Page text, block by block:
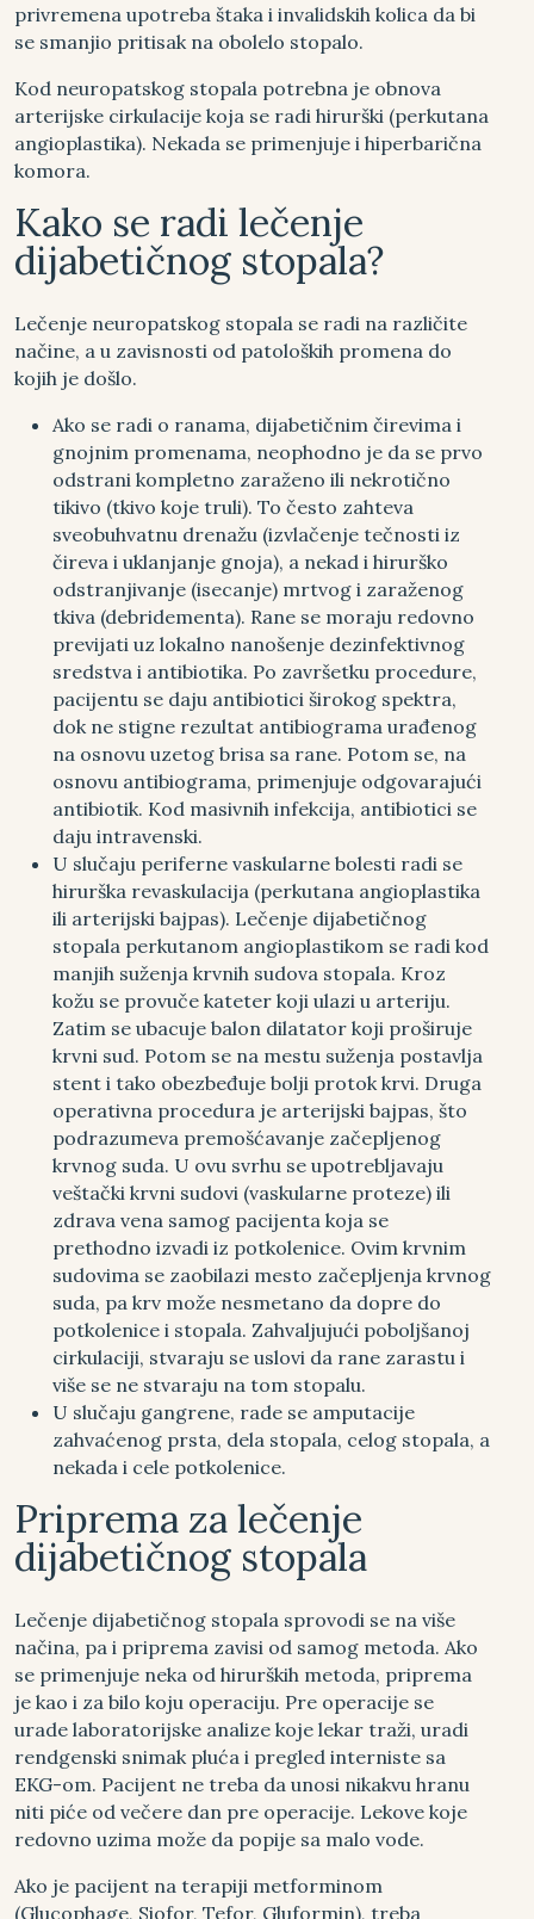
privremena upotreba štaka i invalidskih kolica da bi
se smanjio pritisak na obolelo stopalo.
Kod neuropatskog stopala potrebna je obnova
arterijske cirkulacije koja se radi hirurški (perkutana
angioplastika). Nekada se primenjuje i hiperbarična
komora.
Kako se radi lečenje
dijabetičnog stopala?
Lečenje neuropatskog stopala se radi na različite
načine, a u zavisnosti od patoloških promena do
kojih je došlo.
Ako se radi o ranama, dijabetičnim čirevima i
gnojnim promenama, neophodno je da se prvo
odstrani kompletno zaraženo ili nekrotično
tikivo (tkivo koje truli). To često zahteva
sveobuhvatnu drenažu (izvlačenje tečnosti iz
čireva i uklanjanje gnoja), a nekad i hirurško
odstranjivanje (isecanje) mrtvog i zaraženog
tkiva (debridementa). Rane se moraju redovno
previjati uz lokalno nanošenje dezinfektivnog
sredstva i antibiotika. Po završetku procedure,
pacijentu se daju antibiotici širokog spektra,
dok ne stigne rezultat antibiograma urađenog
na osnovu uzetog brisa sa rane. Potom se, na
osnovu antibiograma, primenjuje odgovarajući
antibiotik. Kod masivnih infekcija, antibiotici se
daju intravenski.
U slučaju periferne vaskularne bolesti radi se
hirurška revaskulacija (perkutana angioplastika
ili arterijski bajpas). Lečenje dijabetičnog
stopala perkutanom angioplastikom se radi kod
manjih suženja krvnih sudova stopala. Kroz
kožu se provuče kateter koji ulazi u arteriju.
Zatim se ubacuje balon dilatator koji proširuje
krvni sud. Potom se na mestu suženja postavlja
stent i tako obezbeđuje bolji protok krvi. Druga
operativna procedura je arterijski bajpas, što
podrazumeva premošćavanje začepljenog
krvnog suda. U ovu svrhu se upotrebljavaju
veštački krvni sudovi (vaskularne proteze) ili
zdrava vena samog pacijenta koja se
prethodno izvadi iz potkolenice. Ovim krvnim
sudovima se zaobilazi mesto začepljenja krvnog
suda, pa krv može nesmetano da dopre do
potkolenice i stopala. Zahvaljujući poboljšanoj
cirkulaciji, stvaraju se uslovi da rane zarastu i
više se ne stvaraju na tom stopalu.
U slučaju gangrene, rade se amputacije
zahvaćenog prsta, dela stopala, celog stopala, a
nekada i cele potkolenice.
Priprema za lečenje
dijabetičnog stopala
Lečenje dijabetičnog stopala sprovodi se na više
načina, pa i priprema zavisi od samog metoda. Ako
se primenjuje neka od hirurških metoda, priprema
je kao i za bilo koju operaciju. Pre operacije se
urade laboratorijske analize koje lekar traži, uradi
rendgenski snimak pluća i pregled interniste sa
EKG-om. Pacijent ne treba da unosi nikakvu hranu
niti piće od večere dan pre operacije. Lekove koje
redovno uzima može da popije sa malo vode.
Ako je pacijent na terapiji metforminom
(Glucophage, Siofor, Tefor, Gluformin), treba